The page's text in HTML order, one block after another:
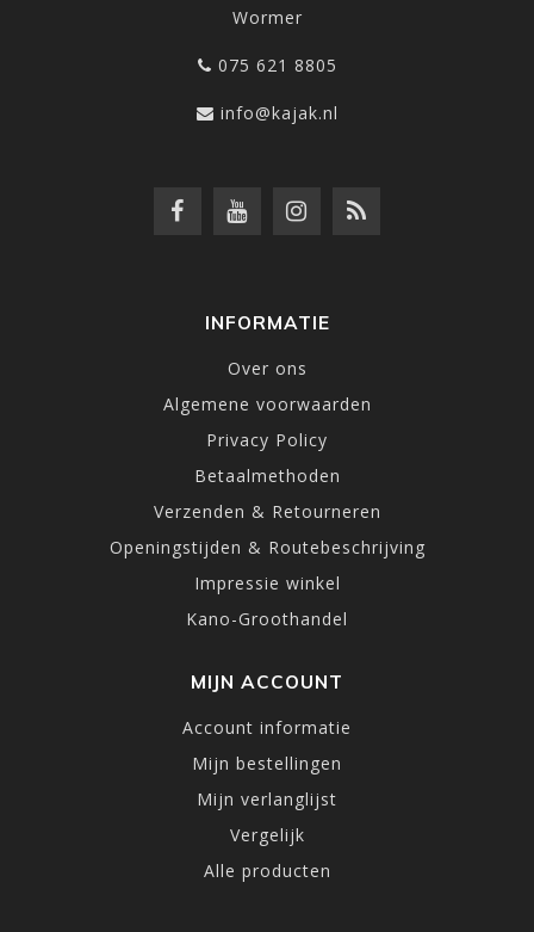
Wormer
075 621 8805
info@kajak.nl
INFORMATIE
Over ons
Algemene voorwaarden
Privacy Policy
Betaalmethoden
Verzenden & Retourneren
Openingstijden & Routebeschrijving
Impressie winkel
Kano-Groothandel
MIJN ACCOUNT
Account informatie
Mijn bestellingen
Mijn verlanglijst
Vergelijk
Alle producten